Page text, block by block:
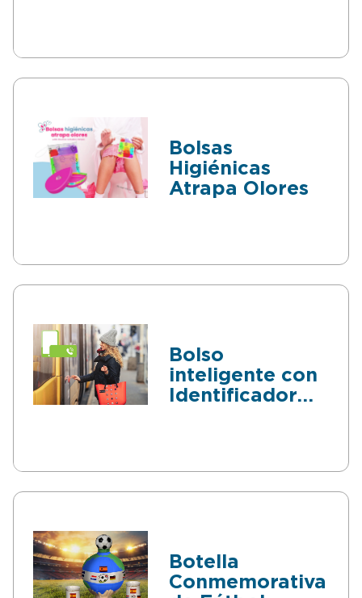
Bolsas
Higiénicas
Atrapa Olores
Bolso
inteligente con
Identificador
Botella
Conmemorativa